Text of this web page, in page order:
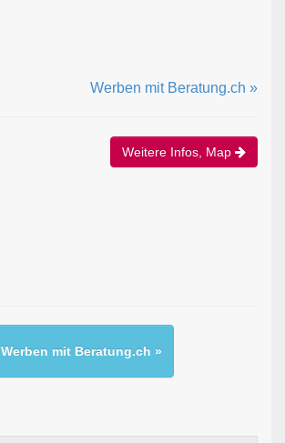
Werben mit Beratung.ch »
Weitere Infos, Map
Werben mit Beratung.ch »